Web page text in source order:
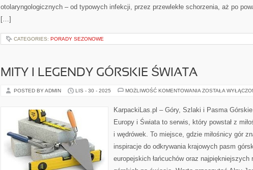
otolaryngologicznych – od typowych infekcji, przez przewlekłe schorzenia, aż po
[…]
CATEGORIES: PORADY SEZONOWE
MITY I LEGENDY GÓRSKIE ŚWIATA
POSTED BY ADMIN LIS - 30 - 2025 MOŻLIWOŚĆ KOMENTOWANIA MITY
GÓRSKIE
ŚWIATA
ZOSTAŁA
KarpackiLas.pl – Góry, Szlaki i Pasma
Europy i Świata to serwis, który powstał z
i wędrówek. To miejsce, gdzie miłośnicy gór
inspiracje do odkrywania krajowych pasm
europejskich łańcuchów oraz najpiękniejszych